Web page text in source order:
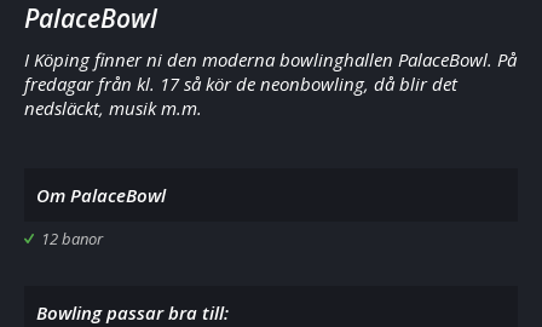
PalaceBowl
I Köping finner ni den moderna bowlinghallen PalaceBowl. På
fredagar från kl. 17 så kör de neonbowling, då blir det
nedsläckt, musik m.m.
Om PalaceBowl
12 banor
Bowling passar bra till: